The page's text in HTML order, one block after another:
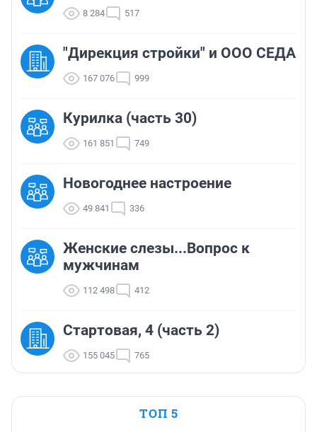
8 284 517
"Дирекция стройки" и ООО СЕДА
167 076 999
Курилка (часть 30)
161 851 749
Новогоднее настроение
49 841 336
Женские слезы...Вопрос к
мужчинам
112 498 412
Стартовая, 4 (часть 2)
155 045 765
ТОП 5